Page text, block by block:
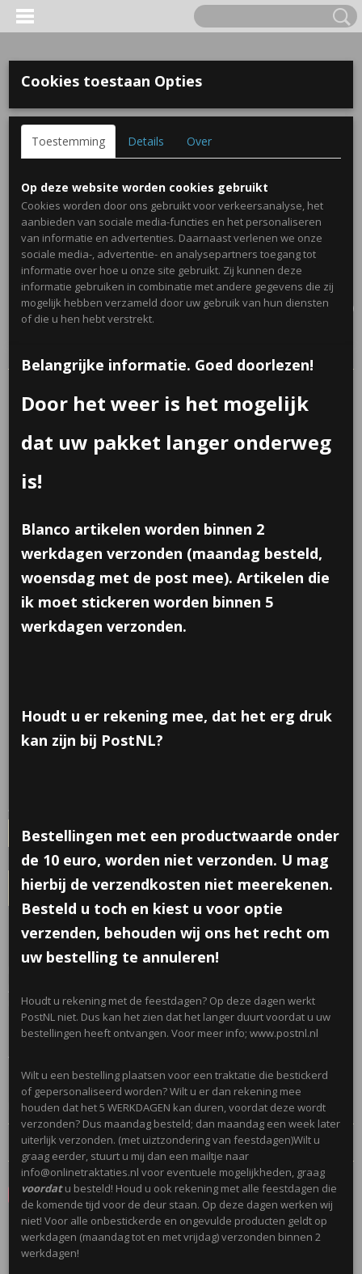
Inloggen Registreren
UW WINKELWAGEN
Geen producten
(0)
Plexi uil
€ 0,55 per stuk
Aantal
IN WINKELWAGEN
Omschrijving
Leuke uiltjes van plexiglas. Dit snoepdoosje bestaat uit twee delen die
met gewenst (klein) snoepgoed.
Afmetingen; (7x6x2)cm
Let op; Niet geschik onder de 3 jaar!
Reacties
Save
Ook interessant
Cookies toestaan Opties
Toestemming Details Over
Op deze website worden cookies gebruikt
Cookies worden door ons gebruikt voor verkeersanalyse, het
aanbieden van sociale media-functies en het personaliseren
van informatie en advertenties. Daarnaast verlenen we onze
sociale media-, advertentie- en analysepartners toegang tot
informatie over hoe u onze site gebruikt. Zij kunnen deze
informatie gebruiken in combinatie met andere gegevens die zij
mogelijk hebben verzameld door uw gebruik van hun diensten
of die u hen hebt verstrekt.
Belangrijke informatie. Goed doorlezen!
Door het weer is het mogelijk
dat uw pakket langer onderweg
is!
Blanco artikelen worden binnen 2
werkdagen verzonden (maandag besteld,
woensdag met de post mee). Artikelen die
ik moet stickeren worden binnen 5
werkdagen verzonden.
Houdt u er rekening mee, dat het erg druk
kan zijn bij PostNL?
Bestellingen met een productwaarde onder
de 10 euro, worden niet verzonden. U mag
hierbij de verzendkosten niet meerekenen.
Besteld u toch en kiest u voor optie
verzenden, behouden wij ons het recht om
uw bestelling te annuleren!
Houdt u rekening met de feestdagen? Op deze dagen werkt
PostNL niet. Dus kan het zien dat het langer duurt voordat u uw
bestellingen heeft ontvangen. Voor meer info; www.postnl.nl
Wilt u een bestelling plaatsen voor een traktatie die bestickerd
of gepersonaliseerd worden? Wilt u er dan rekening mee
houden dat het 5 WERKDAGEN kan duren, voordat deze wordt
verzonden? Dus maandag besteld; dan maandag een week later
uiterlijk verzonden. (met uiztzondering van feestdagen)Wilt u
graag eerder, stuurt u mij dan een mailtje naar
info@onlinetraktaties.nl voor eventuele mogelijkheden, graag
voordatu besteld! Houd u ook rekening met alle feestdagen die
de komende tijd voor de deur staan. Op deze dagen werken wij
niet! Voor alle onbestickerde en ongevulde producten geldt op
werkdagen (maandag tot en met vrijdag) verzonden binnen 2
werkdagen!